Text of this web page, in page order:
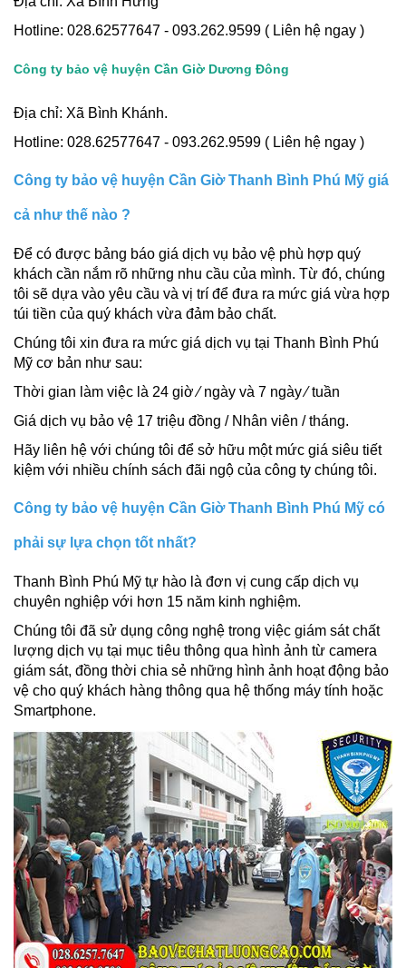
Hotline: 028.62577647 - 093.262.9599 ( Liên hệ ngay )
Công ty bảo vệ huyện Cần Giờ Dương Đông
Địa chỉ: Xã Bình Khánh.
Hotline: 028.62577647 - 093.262.9599 ( Liên hệ ngay )
Công ty bảo vệ huyện Cần Giờ Thanh Bình Phú Mỹ giá
cả như thế nào ?
Để có được bảng báo giá dịch vụ bảo vệ phù hợp quý
khách cần nắm rõ những nhu cầu của mình. Từ đó, chúng
tôi sẽ dựa vào yêu cầu và vị trí để đưa ra mức giá vừa hợp
túi tiền của quý khách vừa đảm bảo chất.
Chúng tôi xin đưa ra mức giá dịch vụ tại Thanh Bình Phú
Mỹ cơ bản như sau:
Thời gian làm việc là 24 giờ ⁄ ngày và 7 ngày ⁄ tuần
Giá dịch vụ bảo vệ 17 triệu đồng / Nhân viên / tháng.
Hãy liên hệ với chúng tôi để sở hữu một mức giá siêu tiết
kiệm với nhiều chính sách đãi ngộ của công ty chúng tôi.
Công ty bảo vệ huyện Cần Giờ Thanh Bình Phú Mỹ có
phải sự lựa chọn tốt nhất?
Thanh Bình Phú Mỹ tự hào là đơn vị cung cấp dịch vụ
chuyên nghiệp với hơn 15 năm kinh nghiệm.
Chúng tôi đã sử dụng công nghệ trong việc giám sát chất
lượng dịch vụ tại mục tiêu thông qua hình ảnh từ camera
giám sát, đồng thời chia sẻ những hình ảnh hoạt động bảo
vệ cho quý khách hàng thông qua hệ thống máy tính hoặc
Smartphone.